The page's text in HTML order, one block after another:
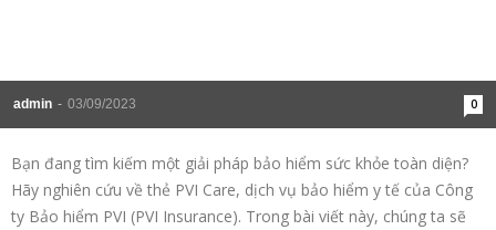
admin - 03/09/2023 0
Bạn đang tìm kiếm một giải pháp bảo hiểm sức khỏe toàn diện?
Hãy nghiên cứu về thẻ PVI Care, dịch vụ bảo hiểm y tế của Công
ty Bảo hiểm PVI (PVI Insurance). Trong bài viết này, chúng ta sẽ